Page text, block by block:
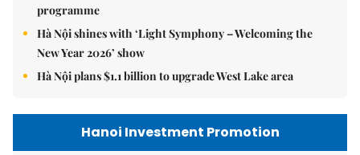
programme
Hà Nội shines with ‘Light Symphony – Welcoming the
New Year 2026’ show
Hà Nội plans $1.1 billion to upgrade West Lake area
Hanoi Investment Promotion